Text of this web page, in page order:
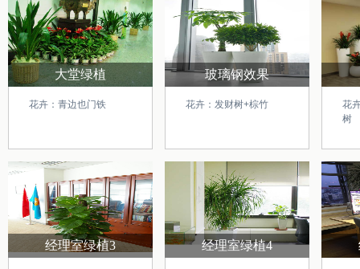
大堂绿植
花卉：青边也门铁
玻璃钢效果
花卉：发财树+棕竹
花
树
经理室绿植3 经理室绿植4